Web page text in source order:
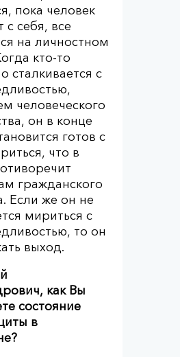
пока человек
с себя, все
на личностном
кто-то
сталкивается с
человеческого
он в конце
готов с
что в
гражданского
Если же он не
мириться с
то он
выход.
как Вы
состояние
в